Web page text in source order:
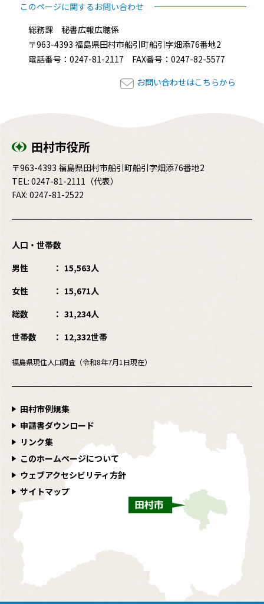
このページに関するお問い合わせ
総務課 秘書広報広聴係
〒963-4393 福島県田村市船引町船引字畑添76番地2
電話番号：0247-81-2117 FAX番号：0247-82-5577
お問い合わせはこちらから
田村市役所
〒963-4393 福島県田村市船引町船引字畑添76番地2
TEL: 0247-81-2111 （代表）
FAX: 0247-81-2522
人口・世帯数
男性
15,563人
女性
15,671人
総数
31,234人
世帯数
12,332世帯
福島県現住人口調査（令和8年7月1日現在）
田村市例規集
申請書ダウンロード
リンク集
このホームページについて
ウェブアクセシビリティ方針
サイトマップ